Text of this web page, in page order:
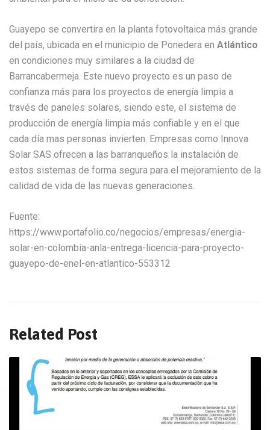
Guayepo se convertira en la planta fotovoltaica más grande
del país, ubicada en el municipio de Ponedera en Atlántico
en condiciones muy similares a la ciudad de
Barrancabermeja. Este nuevo proyecto es un paso de
confianza más para los proyectos de energía limpia a
través de paneles solares, siendo este, el sistema de
producción de energía limpia más confiable y en el que
cada día mas personas invierten. Empresas como Innova
Solar SAS ofrecen a las barranqueños la instalación de
estos sistemas de forma segura para el mejoramiento de la
calidad de vida de las nuevas generaciones.
Fuente:
https://www.portafolio.co/negocios/empresas/energia-
solar-en-colombia-anla-entrega-licencia-para-proyecto-
guayepo-de-enel-en-atlantico-553312
Related Post